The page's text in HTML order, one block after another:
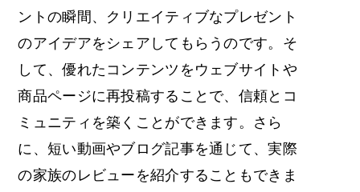
ントの瞬間、クリエイティブなプレゼント
のアイデアをシェアしてもらうのです。そ
して、優れたコンテンツをウェブサイトや
商品ページに再投稿することで、信頼とコ
ミュニティを築くことができます。さら
に、短い動画やブログ記事を通じて、実際
の家族のレビューを紹介することもできま